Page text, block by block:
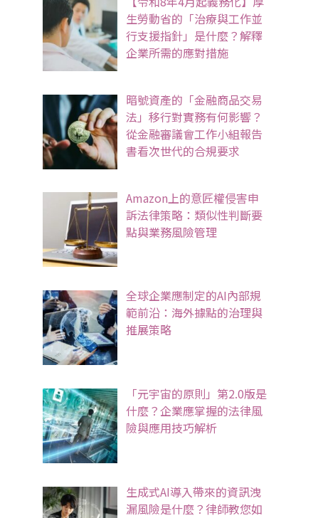
生勞動省的「治療與工作並
行支援指針」是什麼？解釋
企業所需的應對措施
暗號資產的「金融商品交易
法」移行對實務有何影響？
從金融審議會工作小組報告
書看次世代的合規要求
Amazon上的意匠權侵害申
訴法律策略：類似性判斷要
點與業務風險管理
全球企業應制定的AI內部規
範前沿：海外據點的治理與
推展策略
「元宇宙的原則」第2.0版是
什麼？企業應掌握的法律風
險與應用技巧解析
生成式AI導入帶來的資訊洩
漏風險是什麼？律師教您如